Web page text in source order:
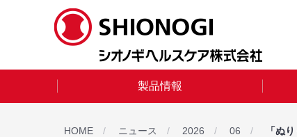
製品情報
HOME ニュース 2026 06
「ぬ